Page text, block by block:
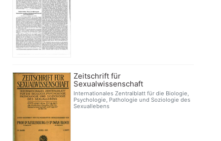
Zeitschrift für
Sexualwissenschaft
Internationales Zentralblatt für die Biologie,
Psychologie, Pathologie und Soziologie des
Sexuallebens